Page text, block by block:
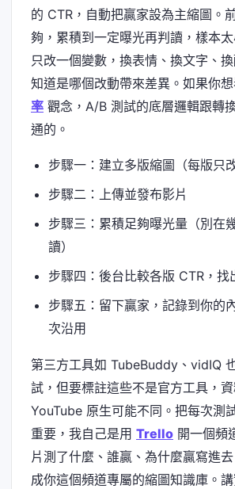
的 CTR，自動把贏家設為主縮圖。
夠，累積到一定曝光再判讀，樣本
只改一個變數，換表情、換文字、
知道是哪個改動帶來差異。如果你
率 觀念，A/B 測試的底層邏輯跟轉
通的。
步驟一：建立多版縮圖（每版只
步驟二：上傳並發布影片
步驟三：累積足夠曝光量（別在
讀）
步驟四：後台比較各版 CTR，找
步驟五：留下贏家，記錄到你的
次沿用
第三方工具如 TubeBuddy、vidIQ
試，但要標註這些不是官方工具，
YouTube 原生可能不同。把每次測
重要，我自己是用 Trello 開一個頻
片測了什麼、誰贏、為什麼贏寫進
成你這個頻道專屬的縮圖知識庫。